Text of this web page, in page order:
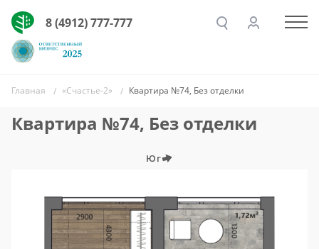
8 (4912) 777-777
Главная «Счастье-2» Квартира №74, Без отделки
Квартира №74, Без отделки
Юг